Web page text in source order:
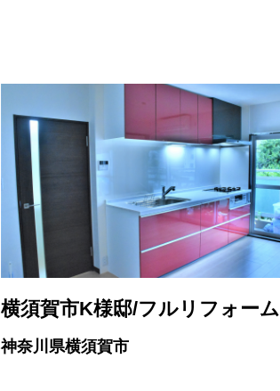
横須賀市K様邸/フルリフォーム
神奈川県横須賀市